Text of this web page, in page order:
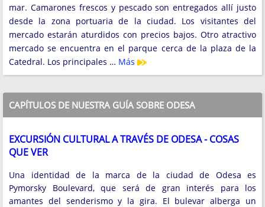
mar. Camarones frescos y pescado son entregados allí justo
desde la zona portuaria de la ciudad. Los visitantes del
mercado estarán aturdidos con precios bajos. Otro atractivo
mercado se encuentra en el parque cerca de la plaza de la
Catedral. Los principales … Más
CAPÍTULOS DE NUESTRA GUÍA SOBRE ODESA
EXCURSIÓN CULTURAL A TRAVÉS DE ODESA - COSAS
QUE VER
Una identidad de la marca de la ciudad de Odesa es
Pymorsky Boulevard, que será de gran interés para los
amantes del senderismo y la gira. El bulevar alberga un